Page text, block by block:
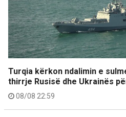
Turqia kërkon ndalimin e
thirrje Rusisë dhe Ukrainës
08/08 22:59